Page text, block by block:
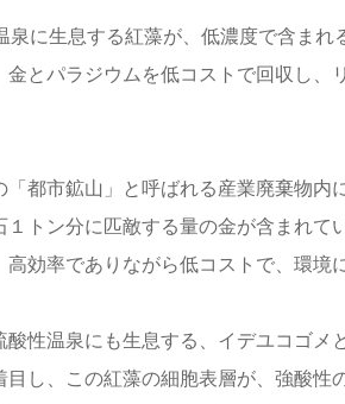
に生息する紅藻が、低濃度で含まれ
とパラジウムを低コストで回収し、
都市鉱山」と呼ばれる産業廃棄物内
トン分に匹敵する量の金が含まれて
効率でありながら低コストで、環境
性温泉にも生息する、イデユコゴメ
し、この紅藻の細胞表層が、強酸性